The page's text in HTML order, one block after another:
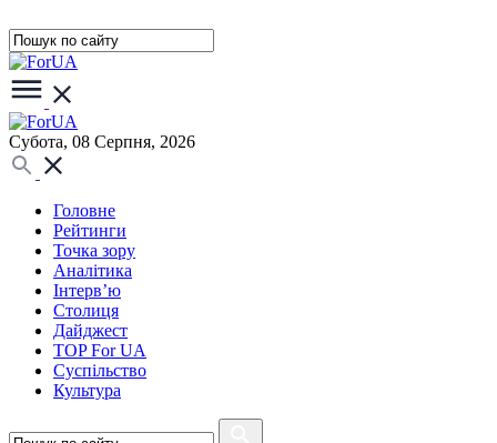
Субота, 08 Серпня, 2026
Головне
Рейтинги
Точка зору
Аналітика
Інтерв’ю
Столиця
Дайджест
TOP For UA
Суспiльство
Культура